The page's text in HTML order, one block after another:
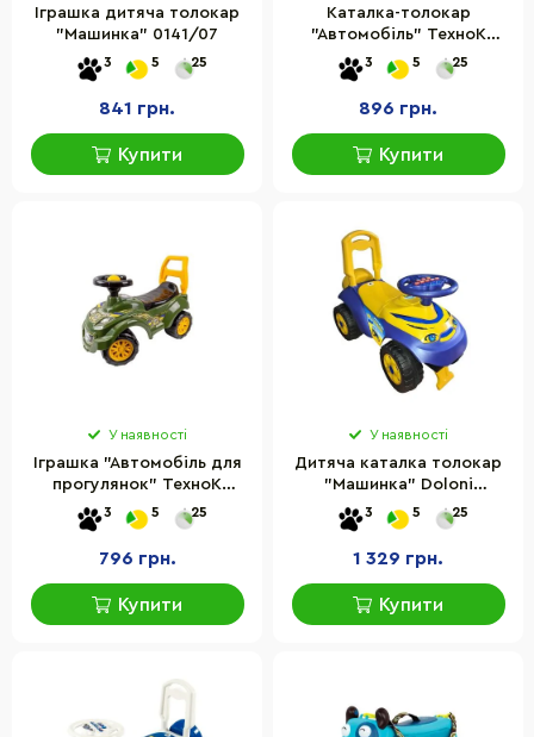
Іграшка дитяча толокар
"Машинка" 0141/07
3 5 25
841 грн.
Купити
Каталка-толокар
"Автомобіль" ТехноК
7198TXK
3 5 25
896 грн.
Купити
У наявності
Іграшка "Автомобіль для
прогулянок" ТехноК
9406TXK
3 5 25
796 грн.
Купити
У наявності
Дитяча каталка толокар
"Машинка" Doloni
0142/17UA, музична, до
35 кг
3 5 25
1 329 грн.
Купити